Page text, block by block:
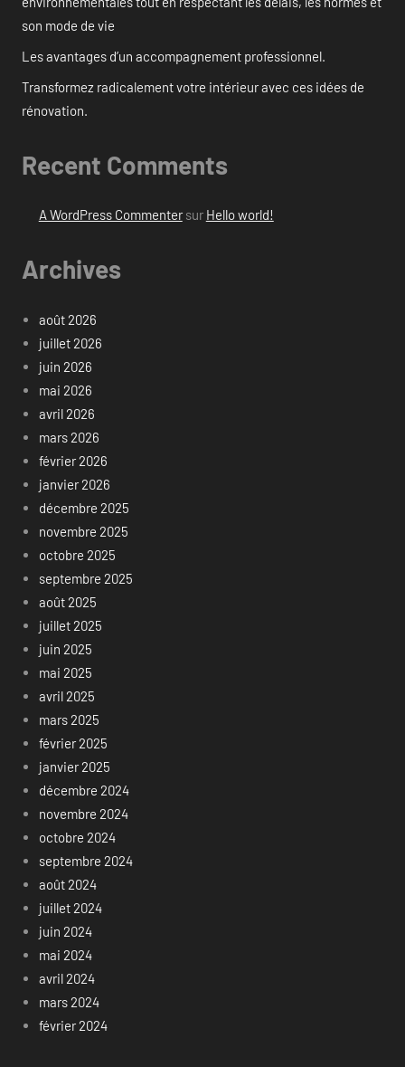
son mode de vie
Les avantages d’un accompagnement professionnel.
Transformez radicalement votre intérieur avec ces idées de
rénovation.
Recent Comments
A WordPress Commentersur Hello world!
Archives
août 2026
juillet 2026
juin 2026
mai 2026
avril 2026
mars 2026
février 2026
janvier 2026
décembre 2025
novembre 2025
octobre 2025
septembre 2025
août 2025
juillet 2025
juin 2025
mai 2025
avril 2025
mars 2025
février 2025
janvier 2025
décembre 2024
novembre 2024
octobre 2024
septembre 2024
août 2024
juillet 2024
juin 2024
mai 2024
avril 2024
mars 2024
février 2024